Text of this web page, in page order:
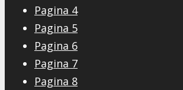
Pagina 4
Pagina 5
Pagina 6
Pagina 7
Pagina 8